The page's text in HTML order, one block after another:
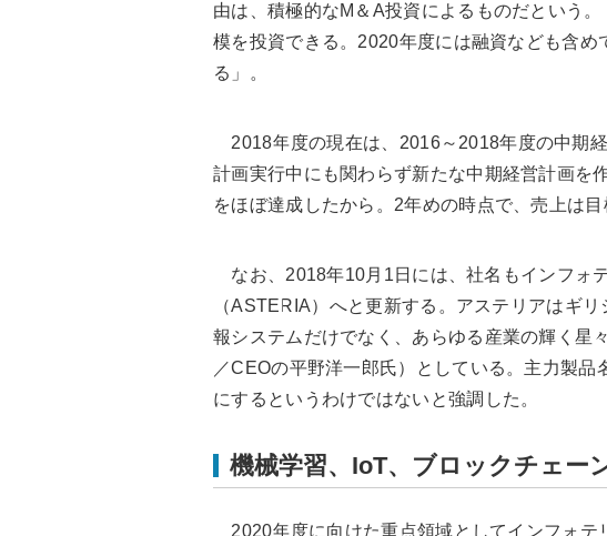
由は、積極的なM＆A投資によるものだという
模を投資できる。2020年度には融資なども含
る」。
2018年度の現在は、2016～2018年度の中期
計画実行中にも関わらず新たな中期経営計画を
をほぼ達成したから。2年めの時点で、売上は
なお、2018年10月1日には、社名もインフォ
（ASTERIA）へと更新する。アステリアはギ
報システムだけでなく、あらゆる産業の輝く星
／CEOの平野洋一郎氏）としている。主力製
にするというわけではないと強調した。
機械学習、IoT、ブロックチェー
2020年度に向けた重点領域としてインフォテ